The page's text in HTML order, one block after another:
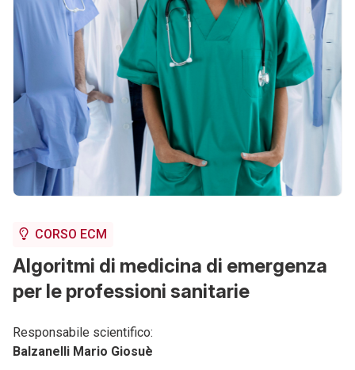
CORSO ECM
Algoritmi di medicina di emergenza
per le professioni sanitarie
Responsabile scientifico:
Balzanelli Mario Giosuè